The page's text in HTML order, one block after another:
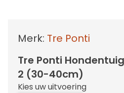
Merk: Tre Ponti
Tre Ponti
2 (30-40cm)
Kies uw uitvoering